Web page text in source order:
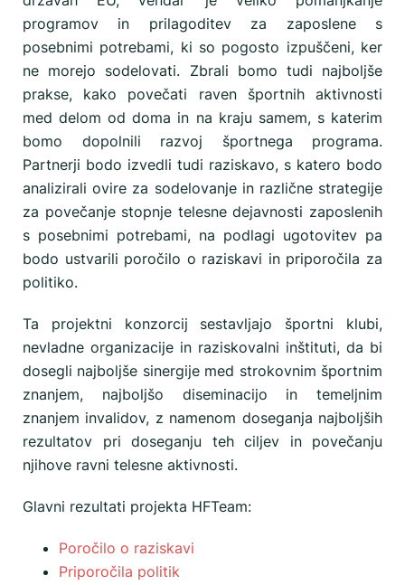
programov in prilagoditev za zaposlene s
posebnimi potrebami, ki so pogosto izpuščeni, ker
ne morejo sodelovati. Zbrali bomo tudi najboljše
prakse, kako povečati raven športnih aktivnosti
med delom od doma in na kraju samem, s katerim
bomo dopolnili razvoj športnega programa.
Partnerji bodo izvedli tudi raziskavo, s katero bodo
analizirali ovire za sodelovanje in različne strategije
za povečanje stopnje telesne dejavnosti zaposlenih
s posebnimi potrebami, na podlagi ugotovitev pa
bodo ustvarili poročilo o raziskavi in priporočila za
politiko.
Ta projektni konzorcij sestavljajo športni klubi,
nevladne organizacije in raziskovalni inštituti, da bi
dosegli najboljše sinergije med strokovnim športnim
znanjem, najboljšo diseminacijo in temeljnim
znanjem invalidov, z namenom doseganja najboljših
rezultatov pri doseganju teh ciljev in povečanju
njihove ravni telesne aktivnosti.
Glavni rezultati projekta HFTeam:
Poročilo o raziskavi
Priporočila politik